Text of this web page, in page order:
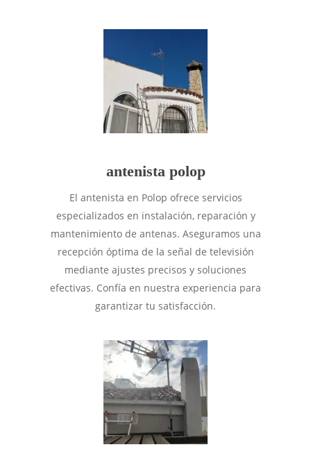
antenista polop
El antenista en Polop ofrece servicios
especializados en instalación, reparación y
mantenimiento de antenas. Aseguramos una
recepción óptima de la señal de televisión
mediante ajustes precisos y soluciones
efectivas. Confía en nuestra experiencia para
garantizar tu satisfacción.